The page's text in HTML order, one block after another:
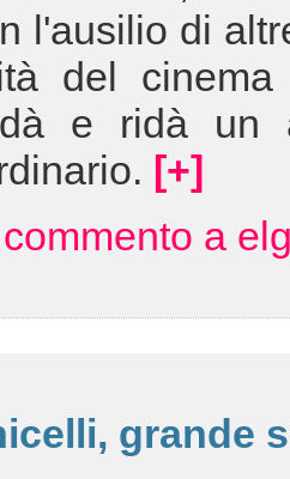
l'ausilio di
del
e ridà un
[+]
a
grande